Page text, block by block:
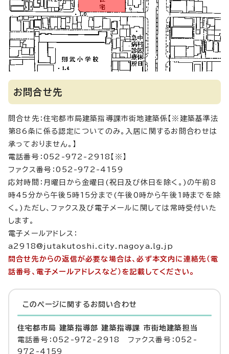
お問合せ先
問合せ先：住宅都市局建築指導課市街地建築係【※建築基準法
第86条に係る認定についてのみ。入居に関するお問合わせは
承っておりません。】
電話番号：052-972-2918【※】
ファクス番号：052-972-4159
応対時間：月曜日から金曜日(祝日及び休日を除く。)の午前8
時45分から午後5時15分まで(午後0時から午後1時までを除
く。)ただし、ファクス及び電子メールに関しては常時受付いた
します。
電子メールアドレス：
a2918@jutakutoshi.city.nagoya.lg.jp
問合せ先からの返信が必要な場合は、必ず本文内に連絡先（電
話番号、電子メールアドレスなど）を記載してください。
このページに関する お問い合わせ
住宅都市局 建築指導部 建築指導課 市街地建築担当
電話番号：052-972-2918 ファクス番号：052-
972-4159